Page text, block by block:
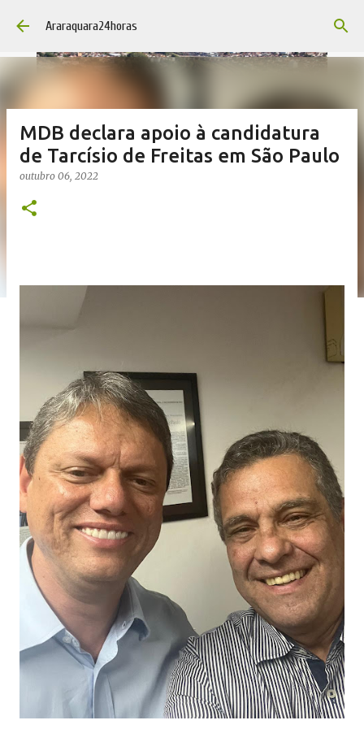
Pular para o conteúdo principal
Araraquara24horas
MDB declara apoio à candidatura
de Tarcísio de Freitas em São Paulo
outubro 06, 2022